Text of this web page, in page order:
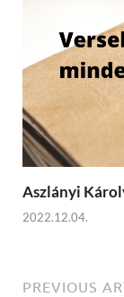
Aszlányi
2022.12.04.
PREVIOUS